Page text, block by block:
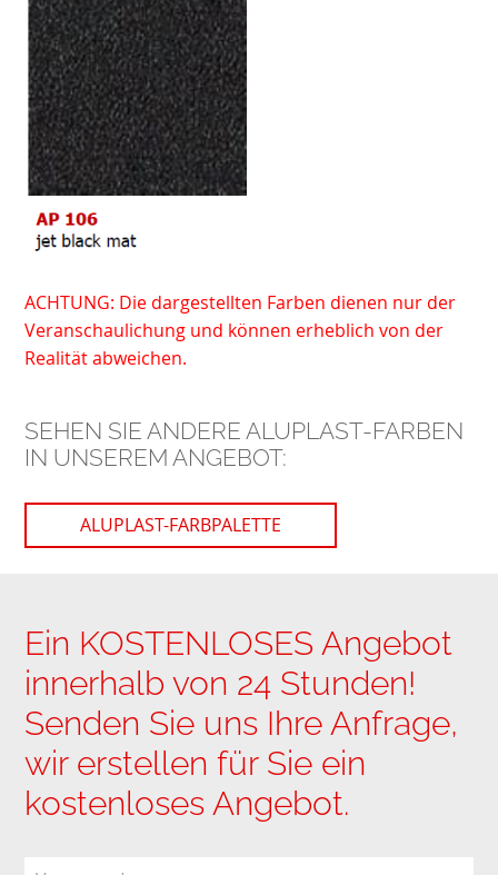
ACHTUNG: Die dargestellten Farben dienen nur der
Veranschaulichung und können erheblich von der
Realität abweichen.
SEHEN SIE ANDERE ALUPLAST-FARBEN
IN UNSEREM ANGEBOT:
ALUPLAST-FARBPALETTE
Ein KOSTENLOSES Angebot
innerhalb von 24 Stunden!
Senden Sie uns Ihre Anfrage,
wir erstellen für Sie ein
kostenloses Angebot.